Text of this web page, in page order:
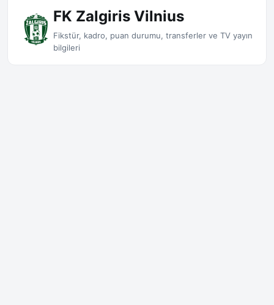
FK Zalgiris Vilnius
Fikstür, kadro, puan durumu, transferler ve TV yayın
bilgileri